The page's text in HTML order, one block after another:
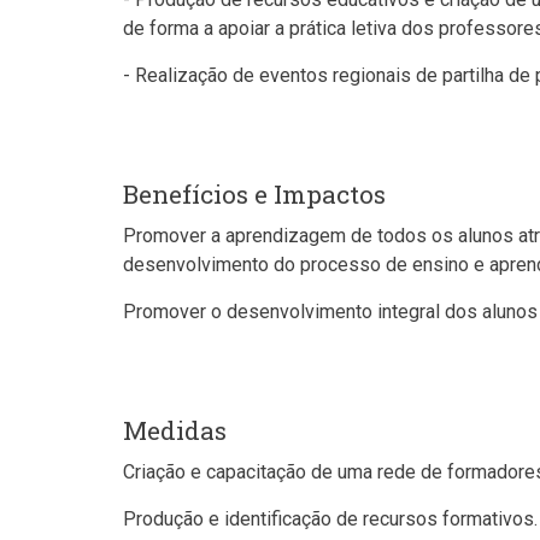
de forma a apoiar a prática letiva dos
- Realização de eventos regionais de partilha
Benefícios e Impactos
Promover a aprendizagem de todos os alunos
desenvolvimento do processo de ensino e
Promover o desenvolvimento integral dos
Medidas
Criação e capacitação de uma rede de
Produção e identificação de recursos formativos.